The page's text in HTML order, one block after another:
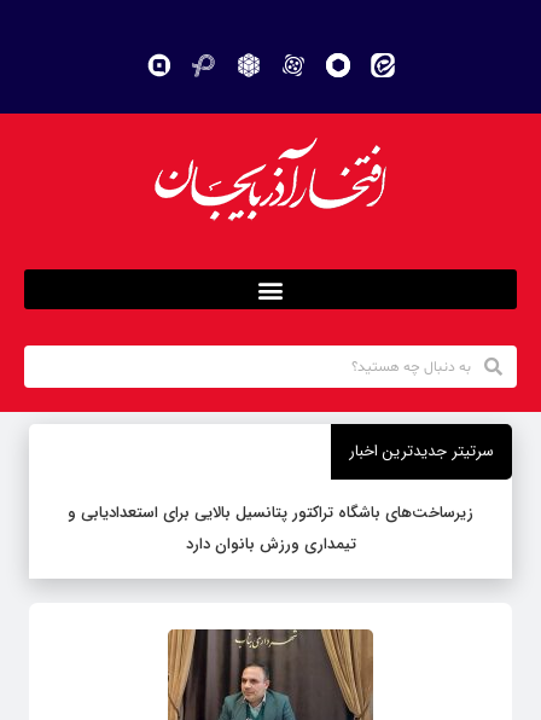
سرتیتر جدیدترین اخبار
زیرساخت‌های باشگاه تراکتور پتانسیل بالایی برای استعدادیابی و
تیمداری ورزش بانوان دارد